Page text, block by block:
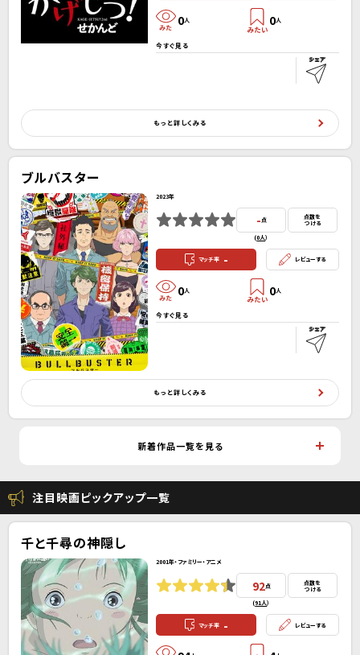
0人 0人
今すぐ見る
もっと詳しくみる
ブルバスター
2023年
-点
(0人）
点数を
つける
マッチ率 - レビューする
0人 0人
今すぐ見る
もっと詳しくみる
新着作品一覧を見る
注目映画ピックアップ一覧
千と千尋の神隠し
2001年・ファミリー・アニメ
92点
(91人）
点数を
つける
マッチ率 - レビューする